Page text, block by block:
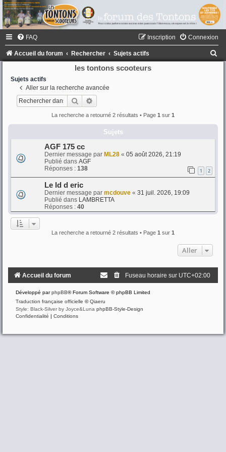
FAQ Connexion
Inscription
Accueil du forum Rechercher Sujets actifs
les tontons scooteurs
Sujets actifs
Aller sur la recherche avancée
Rechercher
La recherche a retourné 2 résultats • Page 1 sur 1
Sujets
AGF 175 cc
Dernier message par ML28 « 05 août 2026, 21:19
Publié dans AGF
Réponses : 138 1 2
Le ld d eric
Dernier message par mcdouve « 31 juil. 2026, 19:09
Publié dans LAMBRETTA
Réponses : 40
La recherche a retourné 2 résultats • Page 1 sur 1
Aller
Accueil du forum Fuseau horaire sur UTC+02:00
Développé parphpBB® Forum Software © phpBB Limited
Traduction française officielle ©Qiaeru
Style: Black-Silver by Joyce&Luna phpBB-Style-Design
Confidentialité | Conditions